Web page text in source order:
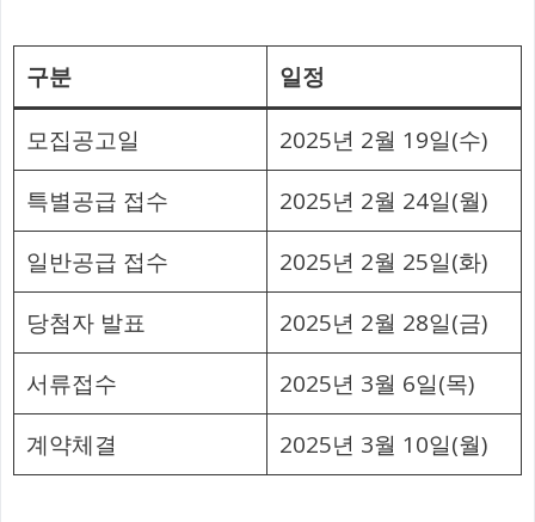
구분 일정
모집공고일
2025년 2월 19일(수)
특별공급 접수
2025년 2월 24일(월)
일반공급 접수
2025년 2월 25일(화)
당첨자 발표
2025년 2월 28일(금)
서류접수
2025년 3월 6일(목)
계약체결
2025년 3월 10일(월)